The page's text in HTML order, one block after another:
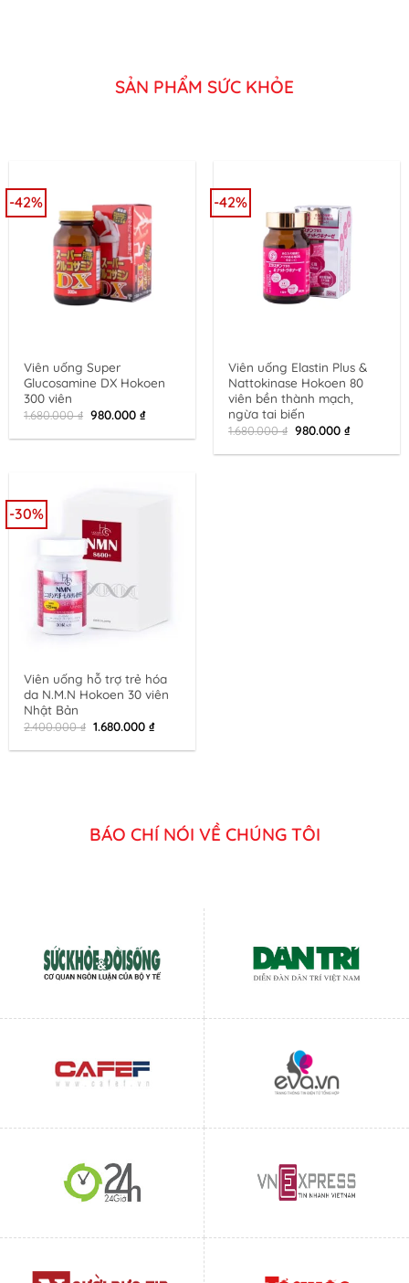
SẢN PHẨM SỨC KHỎE
-42%
Viên uống Super
Glucosamine DX Hokoen
300 viên
1.680.000₫ Original
was:
980.000₫Current
is:
-42%
Viên uống Elastin Plus &
Nattokinase Hokoen 80
viên bền thành mạch,
ngừa tai biến
1.680.000₫ Original
was:
980.000₫Current
is:
-30%
Viên uống hỗ trợ trẻ hóa
da N.M.N Hokoen 30 viên
Nhật Bản
2.400.000₫ Original
price
was:
1.680.000₫Current
is:
BÁO CHÍ NÓI VỀ CHÚNG TÔI